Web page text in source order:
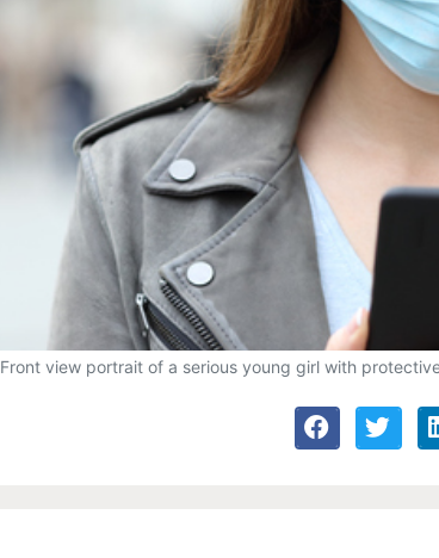
Front view portrait of a serious young girl with